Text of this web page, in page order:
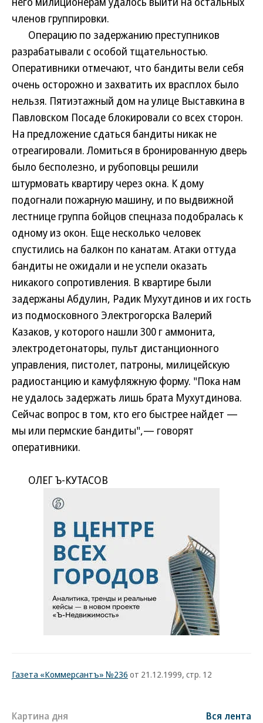
членов группировки.
Операцию по задержанию преступников
разрабатывали с особой тщательностью.
Оперативники отмечают, что бандиты вели себя
очень осторожно и захватить их врасплох было
нельзя. Пятиэтажный дом на улице Выставкина в
Павловском Посаде блокировали со всех сторон.
На предложение сдаться бандиты никак не
отреагировали. Ломиться в бронированную дверь
было бесполезно, и рубоповцы решили
штурмовать квартиру через окна. К дому
подогнали пожарную машину, и по выдвижной
лестнице группа бойцов спецназа подобралась к
одному из окон. Еще несколько человек
спустились на балкон по канатам. Атаки оттуда
бандиты не ожидали и не успели оказать
никакого сопротивления. В квартире были
задержаны Абдулин, Радик Мухутдинов и их гость
из подмосковного Электрогорска Валерий
Казаков, у которого нашли 300 г аммонита,
электродетонаторы, пульт дистанционного
управления, пистолет, патроны, милицейскую
радиостанцию и камуфляжную форму. "Пока нам
не удалось задержать лишь брата Мухутдинова.
Сейчас вопрос в том, кто его быстрее найдет —
мы или пермские бандиты",— говорят
оперативники.
ОЛЕГ Ъ-КУТАСОВ
Газета «Коммерсантъ» №236 от 21.12.1999, стр. 12
Картина дня Вся лента